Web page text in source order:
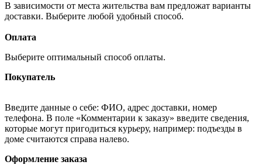
В зависимости от места жительства вам предложат варианты
доставки. Выберите любой удобный способ.
Оплата
Выберите оптимальный способ оплаты.
Покупатель
Введите данные о себе: ФИО, адрес доставки, номер
телефона. В поле «Комментарии к заказу» введите сведения,
которые могут пригодиться курьеру, например: подъезды в
доме считаются справа налево.
Оформление заказа